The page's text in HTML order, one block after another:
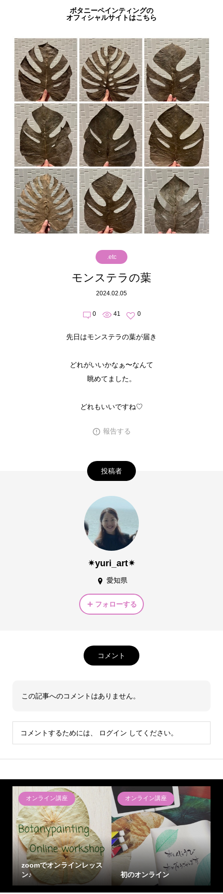
ボタニーペインティングの
オフィシャルサイトはこちら
.etc
モンステラの葉
2024.02.05
0 41 0
先日はモンステラの葉が届き
どれがいいかなぁ〜なんて
眺めてました。
どれもいいですね♡
報告する
投稿者
✴︎yuri_art✴︎
愛知県
フォローする
コメント
この記事へのコメントはありません。
コメントするためには、 ログイン してください。
オンライン講座
zoomでオンラインレッス
ン♪
オンライン講座
初のオンライン